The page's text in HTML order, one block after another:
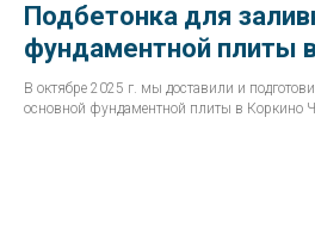
Подбетонка для
фундаментной плиты
В октябре 2025 г. мы доставили и
основной фундаментной плиты в Коркино